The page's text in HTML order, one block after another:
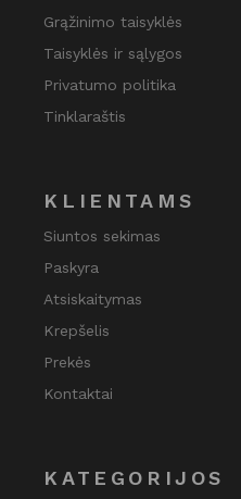
Grąžinimo taisyklės
Taisyklės ir sąlygos
Privatumo politika
Tinklaraštis
KLIENTAMS
Siuntos sekimas
Paskyra
Atsiskaitymas
Krepšelis
Prekės
Kontaktai
KATEGORIJOS